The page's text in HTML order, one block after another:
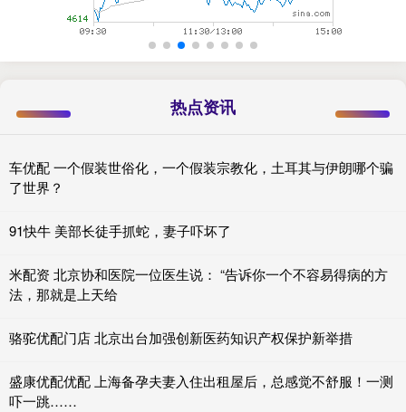
热点资讯
车优配 一个假装世俗化，一个假装宗教化，土耳其与伊朗哪个骗
了世界？
91快牛 美部长徒手抓蛇，妻子吓坏了
米配资 北京协和医院一位医生说： “告诉你一个不容易得病的方
法，那就是上天给
骆驼优配门店 北京出台加强创新医药知识产权保护新举措
盛康优配优配 上海备孕夫妻入住出租屋后，总感觉不舒服！一测
吓一跳……